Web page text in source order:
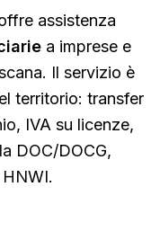
assistenza
a imprese e
. Il servizio è
territorio: transfer
IVA su licenze,
DOC/DOCG,
.